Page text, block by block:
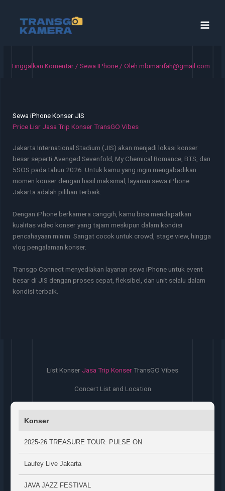
Tinggalkan Komentar /Sewa IPhone / Olehmbimarifah@gmail.com
Sewa iPhone Konser JIS
Price Lisr Jasa Trip Konser TransGO Vibes
Jakarta International Stadium (JIS) akan menjadi lokasi konser
besar seperti Avenged Sevenfold, My Chemical Romance, BTS, dan
5SOS pada tahun 2026. Untuk kamu yang ingin mengabadikan
momen konser dengan hasil maksimal, layanan sewa iPhone
Jakarta adalah pilihan terbaik.
Dengan iPhone berkamera canggih, kamu bisa mendapatkan
kualitas video konser yang tajam meskipun dalam kondisi
pencahayaan minim. Sangat cocok untuk crowd, stage view, hingga
vlog pengalaman konser.
Transgo Connect menyediakan layanan sewa iPhone untuk event
besar di JIS dengan proses cepat, fleksibel, dan unit selalu dalam
kondisi terbaik.
List Konser Jasa Trip KonserTransGO Vibes
Concert List and Location
Konser
2025-26 TREASURE TOUR: PULSE ON
Laufey Live Jakarta
JAVA JAZZ FESTIVAL